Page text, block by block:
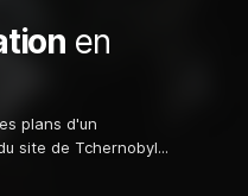
en
plans d'un
site de Tchernobyl...